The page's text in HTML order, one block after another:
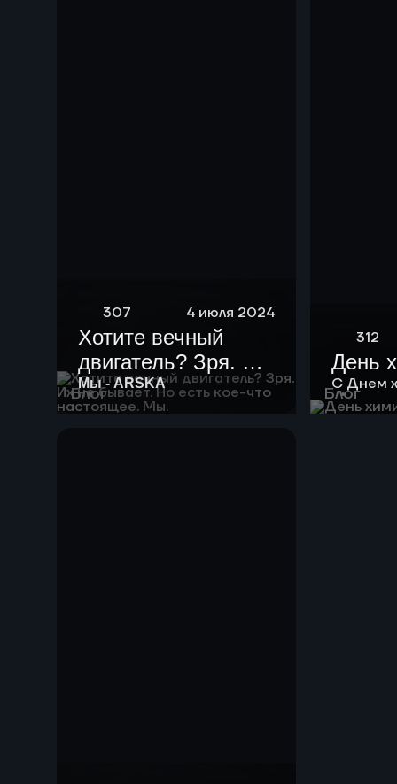
Блог
307 4 июля 2024
Хотите вечный
двигатель? Зря. Их
не бывает. Но есть
кое-что настоящее.
Мы - ARSKA
Блог
312
День
С Днем